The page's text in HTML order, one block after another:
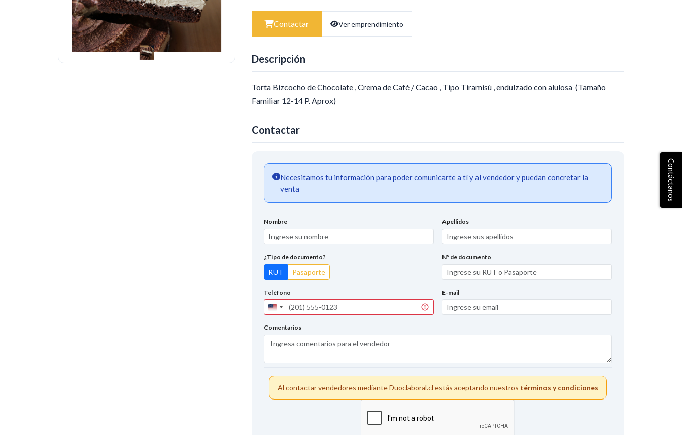
Contactar Ver emprendimiento
Descripción
Torta Bizcocho de Chocolate , Crema de Café / Cacao , Tipo Tiramisú , endulzado con alulosa (Tamaño
Familiar 12-14 P. Aprox)
Contactar
Necesitamos tu información para poder comunicarte a tí y al vendedor y puedan concretar la
venta
Nombre Apellidos
¿Tipo de documento?
RUT Pasaporte
Nº de documento
Teléfono
United
+1
E-mail
Comentarios
Al contactar vendedores mediante Duoclaboral.cl estás aceptando nuestros términos y condiciones
Contáctanos